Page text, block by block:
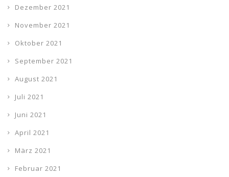
Dezember 2021
November 2021
Oktober 2021
September 2021
August 2021
Juli 2021
Juni 2021
April 2021
März 2021
Februar 2021